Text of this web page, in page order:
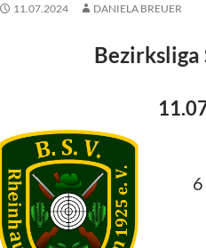
11.07.2024 DANIELA BREUER